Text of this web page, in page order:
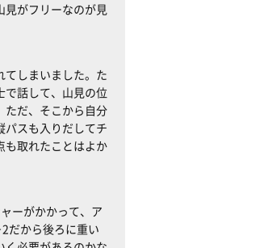
見がフリーなのが見
てしまいました。た
で話して、山見の位
ただ、そこから自分
パスも入りだしてチ
も取れたことはよか
ーがかかって、ア
だから後ろに重い